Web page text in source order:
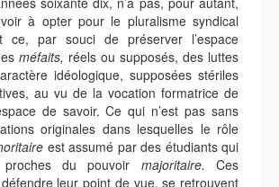
à opter pour le pluralisme syndical
ce, par souci de préserver l’espace
méfaits, réels ou supposés, des luttes
idéologique, supposées stériles
au vu de la vocation formatrice de
de savoir. Ce qui n’est pas sans
originales dans lesquelles le rôle
est assumé par des étudiants qui
du pouvoir majoritaire. Ces
leur point de vue, se retrouvent